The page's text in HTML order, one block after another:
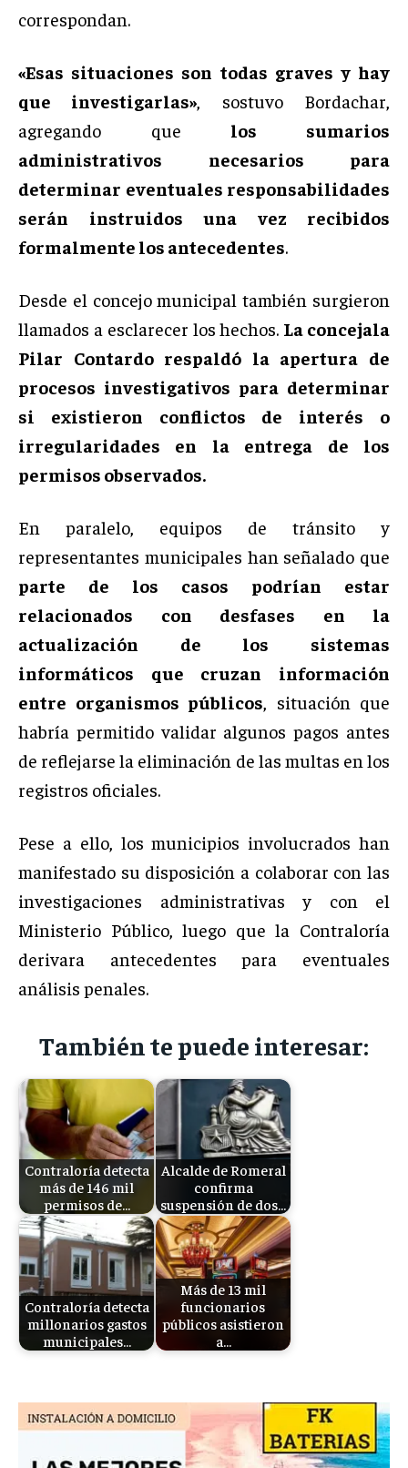
correspondan.
«Esas situaciones son todas graves y hay
que investigarlas», sostuvo Bordachar,
agregando que los sumarios
administrativos necesarios para
determinar eventuales responsabilidades
serán instruidos una vez recibidos
formalmente los antecedentes.
Desde el concejo municipal también surgieron
llamados a esclarecer los hechos. La concejala
Pilar Contardo respaldó la apertura de
procesos investigativos para determinar
si existieron conflictos de interés o
irregularidades en la entrega de los
permisos observados.
En paralelo, equipos de tránsito y
representantes municipales han señalado que
parte de los casos podrían estar
relacionados con desfases en la
actualización de los sistemas
informáticos que cruzan información
entre organismos públicos, situación que
habría permitido validar algunos pagos antes
de reflejarse la eliminación de las multas en los
registros oficiales.
Pese a ello, los municipios involucrados han
manifestado su disposición a colaborar con las
investigaciones administrativas y con el
Ministerio Público, luego que la Contraloría
derivara antecedentes para eventuales
análisis penales.
También te puede interesar:
Contraloría detecta
más de 146 mil
permisos de…
Alcalde de Romeral
confirma
suspensión de dos…
Contraloría detecta
millonarios gastos
municipales…
Más de 13 mil
funcionarios
públicos asistieron
a…